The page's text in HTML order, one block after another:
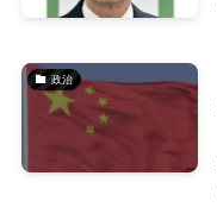
政治